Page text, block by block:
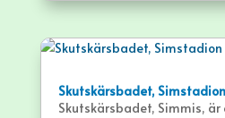
Skutskärsbadet, Simstadion
Skutskärsbadet, Simmis,